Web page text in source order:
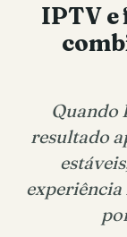
IPTV e
Quando
resultado
experiência